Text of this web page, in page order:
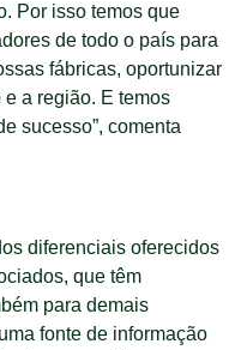
Por isso temos que
de todo o país para
fábricas, oportunizar
a região. E temos
sucesso”, comenta
diferenciais oferecidos
que têm
para demais
fonte de informação